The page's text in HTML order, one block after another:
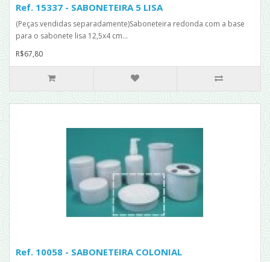
Ref. 15337 - SABONETEIRA 5 LISA
(Peças vendidas separadamente)Saboneteira redonda com a base
para o sabonete lisa 12,5x4 cm...
R$67,80
Ref. 10058 - SABONETEIRA COLONIAL